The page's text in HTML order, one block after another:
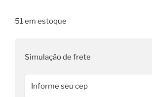
51 em estoque
Simulação de frete